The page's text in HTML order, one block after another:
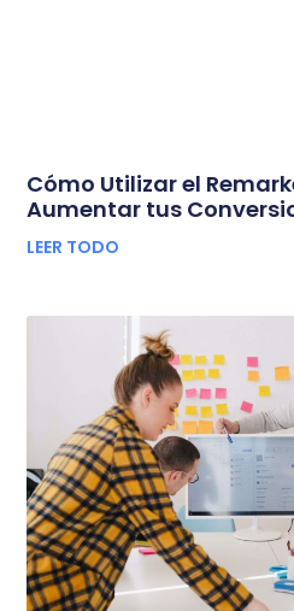
Cómo Utilizar el
Aumentar tus
LEER TODO